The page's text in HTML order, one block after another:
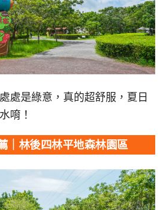
處是綠意，真的超舒服，夏日
唷！
｜林後四林平地森林園區